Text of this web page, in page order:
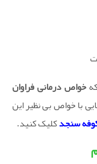
خواص درمانی فراوان
با خواص بی نظیر این
سنجدکلیک کنید.